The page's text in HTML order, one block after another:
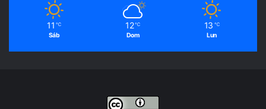
11 ℃
Sáb
12 ℃
Dom
13 ℃
Lun